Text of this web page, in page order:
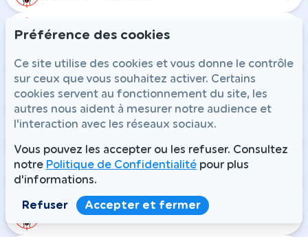
Saint-Martin-de-Bréthencourt
Médan
Villennes-sur-Seine
Essarts-le-Roi
Saint-Rémy-l'Honoré
Préférence des cookies
Ce site utilise des cookies et vous donne le contrôle
sur ceux que vous souhaitez activer. Certains
cookies servent au fonctionnement du site, les
autres nous aident à mesurer notre audience et
l'interaction avec les réseaux sociaux.
Vous pouvez les accepter ou les refuser. Consultez
notre Politique de Confidentialité pour plus
d'informations.
Refuser Accepter et fermer